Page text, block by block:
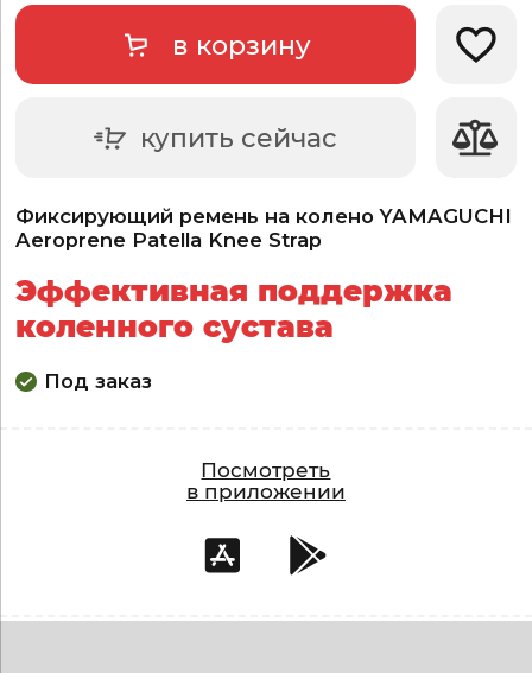
Фиксирующий ремень на колено YAMAGUCHI
Aeroprene Patella Knee Strap
Эффективная поддержка
коленного сустава
Под заказ
в корзину
купить сейчас
Посмотреть
в приложении